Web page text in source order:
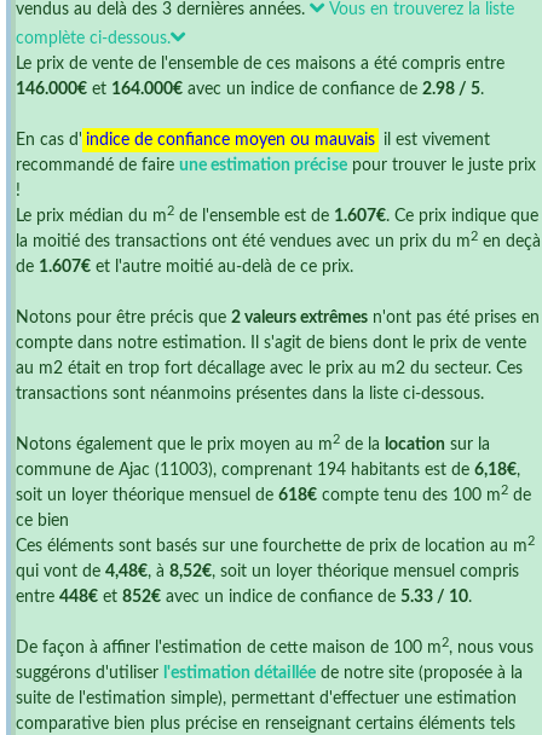
vendus au delà des 3 dernières années.
Vous en trouverez la liste
complète ci-dessous.
Le prix de vente de l'ensemble de ces maisons a été compris entre
146.000€ et 164.000€ avec un indice de confiance de 2.98 / 5.
En cas d' indice de confiance moyen ou mauvais il est vivement
recommandé de faire une estimation précise pour trouver le juste prix
!
Le prix médian du m 2 de l'ensemble est de 1.607€. Ce prix indique que
la moitié des transactions ont été vendues avec un prix du m 2 en deçà
de 1.607€ et l'autre moitié au-delà de ce prix.
Notons pour être précis que 2 valeurs extrêmes n'ont pas été prises en
compte dans notre estimation. Il s'agit de biens dont le prix de vente
au m2 était en trop fort décallage avec le prix au m2 du secteur. Ces
transactions sont néanmoins présentes dans la liste ci-dessous.
Notons également que le prix moyen au m 2 de la location sur la
commune de Ajac (11003), comprenant 194 habitants est de 6,18€,
soit un loyer théorique mensuel de 618€ compte tenu des 100 m 2 de
ce bien
Ces éléments sont basés sur une fourchette de prix de location au m 2
qui vont de 4,48€, à 8,52€, soit un loyer théorique mensuel compris
entre 448€ et 852€ avec un indice de confiance de 5.33 / 10.
De façon à affiner l'estimation de cette maison de 100 m 2, nous vous
suggérons d'utiliser l'estimation détaillée de notre site (proposée à la
suite de l'estimation simple), permettant d'effectuer une estimation
comparative bien plus précise en renseignant certains éléments tels